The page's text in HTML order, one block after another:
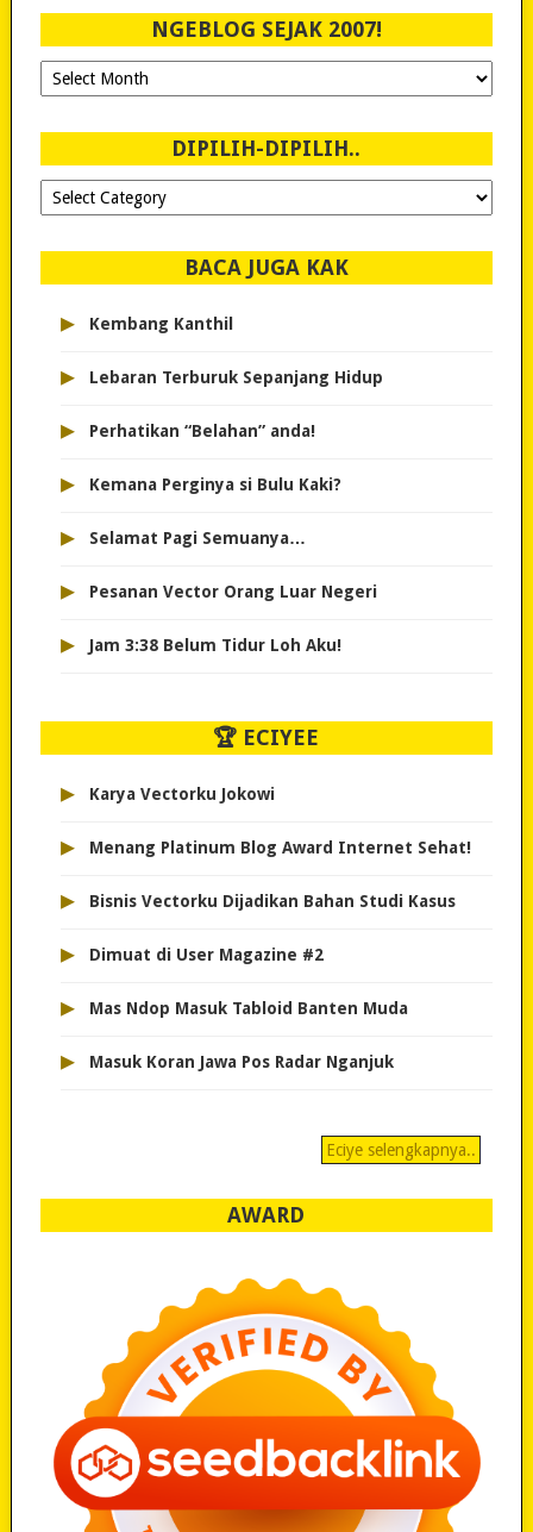
NGEBLOG SEJAK 2007!
Ngeblog
Sejak
DIPILIH-DIPILIH..
Dipilih-
dipilih..
BACA JUGA KAK
▸ Kembang Kanthil
▸ Lebaran Terburuk Sepanjang Hidup
▸ Perhatikan “Belahan” anda!
▸ Kemana Perginya si Bulu Kaki?
▸ Selamat Pagi Semuanya…
▸ Pesanan Vector Orang Luar Negeri
▸ Jam 3:38 Belum Tidur Loh Aku!
🏆 ECIYEE
▸ Karya Vectorku Jokowi
▸ Menang Platinum Blog Award Internet Sehat!
▸ Bisnis Vectorku Dijadikan Bahan Studi Kasus
▸ Dimuat di User Magazine #2
▸ Mas Ndop Masuk Tabloid Banten Muda
▸ Masuk Koran Jawa Pos Radar Nganjuk
Eciye selengkapnya..
AWARD